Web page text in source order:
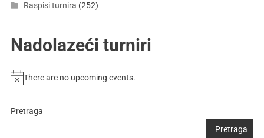
Raspisi turnira (252)
Nadolazeći turniri
There are no upcoming events.
Pretraga
Pretraga